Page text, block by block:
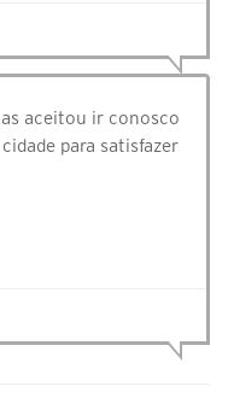
aceitou ir conosco
para satisfazer